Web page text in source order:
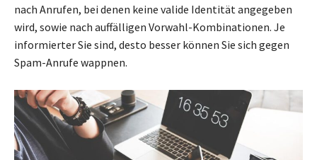
nach Anrufen, bei denen keine valide Identität angegeben
wird, sowie nach auffälligen Vorwahl-Kombinationen. Je
informierter Sie sind, desto besser können Sie sich gegen
Spam-Anrufe wappnen.